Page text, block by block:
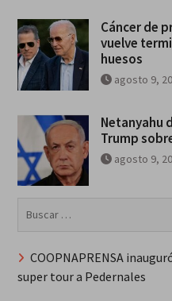
Cáncer de
vuelve
huesos
agosto 9,
Netanyahu
Trump
agosto 9,
COOPNAPRENSA
super tour a Pedernales